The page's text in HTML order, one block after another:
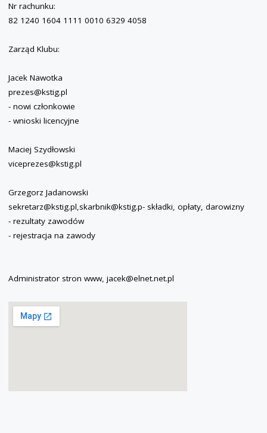
Nr rachunku:
82 1240 1604 1111 0010 6329 4058
Zarząd Klubu:
Jacek Nawotka
prezes@kstig.pl
- nowi członkowie
- wnioski licencyjne
Maciej Szydłowski
viceprezes@kstig.pl
Grzegorz Jadanowski
sekretarz@kstig.pl,skarbnik@kstig.p- składki, opłaty, darowizny
- rezultaty zawodów
- rejestracja na zawody
Administrator stron www, jacek@elnet.net.pl